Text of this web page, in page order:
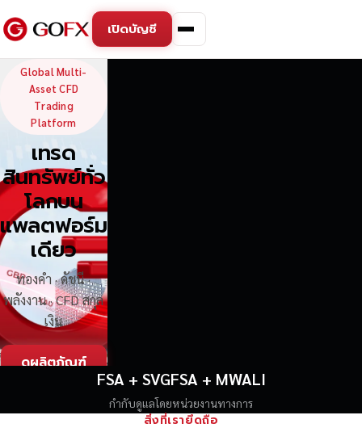
เปิดบัญชี
GoFX — Global Multi-
Global Multi-
Asset CFD
Trading
Platform
เทรด
สินทรัพย์ทั่ว
โลกบน
แพลตฟอร์ม
เดียว
ทองคำ · ดัชนี ·
พลังงาน · CFD สกุล
เงิน
ดูผลิตภัณฑ์
FSA + SVGFSA + MWALI
กำกับดูแลโดยหน่วยงานทางการ
สิ่งที่เรายึดถือ